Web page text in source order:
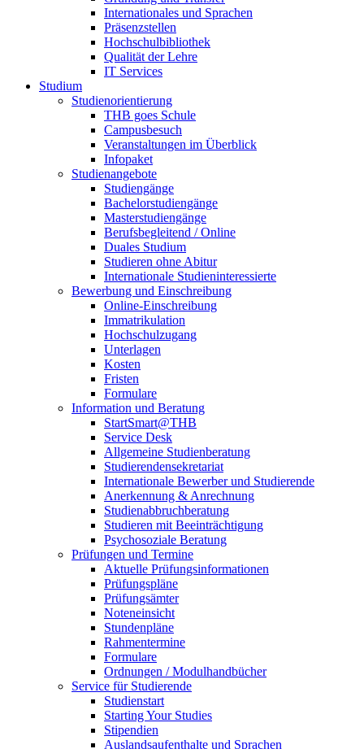
Internationales und Sprachen
Präsenzstellen
Hochschulbibliothek
Qualität der Lehre
IT Services
Studium
Studienorientierung
THB goes Schule
Campusbesuch
Veranstaltungen im Überblick
Infopaket
Studienangebote
Studiengänge
Bachelorstudiengänge
Masterstudiengänge
Berufsbegleitend / Online
Duales Studium
Studieren ohne Abitur
Internationale Studieninteressierte
Bewerbung und Einschreibung
Online-Einschreibung
Immatrikulation
Hochschulzugang
Unterlagen
Kosten
Fristen
Formulare
Information und Beratung
StartSmart@THB
Service Desk
Allgemeine Studienberatung
Studierendensekretariat
Internationale Bewerber und Studierende
Anerkennung & Anrechnung
Studienabbruchberatung
Studieren mit Beeinträchtigung
Psychosoziale Beratung
Prüfungen und Termine
Aktuelle Prüfungsinformationen
Prüfungspläne
Prüfungsämter
Noteneinsicht
Stundenpläne
Rahmentermine
Formulare
Ordnungen / Modulhandbücher
Service für Studierende
Studienstart
Starting Your Studies
Stipendien
Auslandsaufenthalte und Sprachen